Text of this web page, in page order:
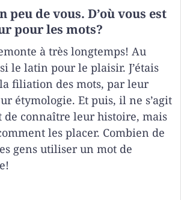
peu de vous. D’où vous est
pour les mots?
à très longtemps! Au
le latin pour le plaisir. J’étais
filiation des mots, par leur
étymologie. Et puis, il ne s’agit
de connaître leur histoire, mais
les placer. Combien de
gens utiliser un mot de